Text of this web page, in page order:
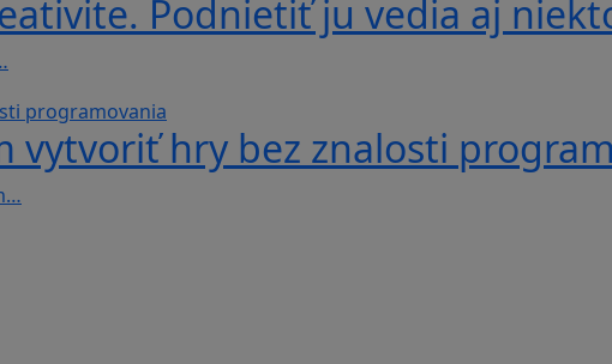
Podnietiť ju vedia aj
vytvoriť hry bez znalosti